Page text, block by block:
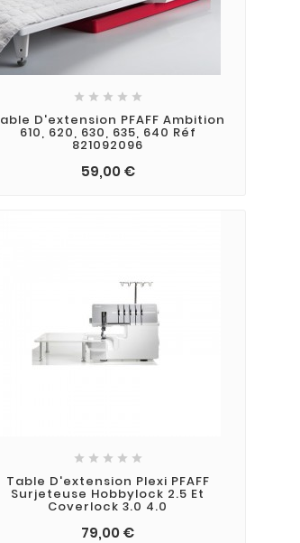
    
D'extension PFAFF Ambition
610, 620, 630, 635, 640 Réf
821092096
59,00 €
    
Table D'extension Plexi PFAFF
Surjeteuse Hobbylock 2.5 Et
Coverlock 3.0 4.0
79,00 €